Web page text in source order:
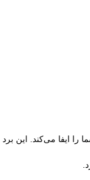
ایفا می‌کند. این برد